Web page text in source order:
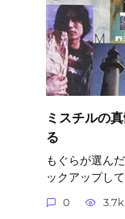
ミスチルの
る
もぐらが選ん
ックアップして
0 3.7k.